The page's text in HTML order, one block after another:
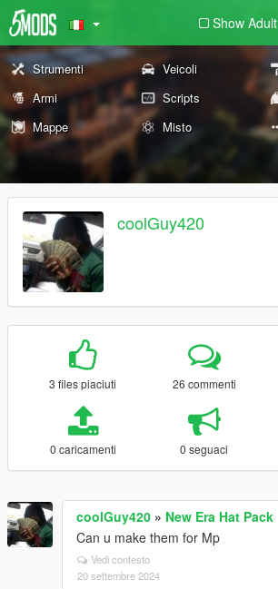
Show Adult
Strumenti Veicoli
Armi
Scripts
Mappe
Misto
coolGuy420
3 files piaciuti 26 commenti
0 caricamenti 0 seguaci
coolGuy420 » New Era Hat Pack
Can u make them for Mp
Vedi contesto
20 settembre 2024